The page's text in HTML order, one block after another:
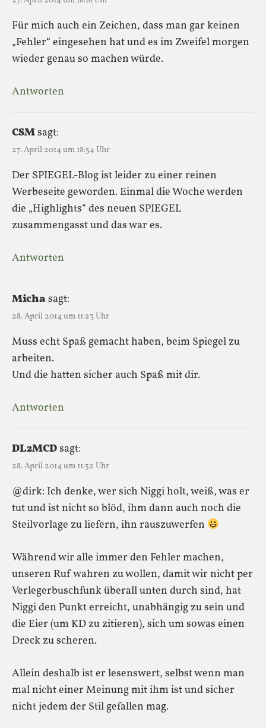
Für mich auch ein Zeichen, dass man gar keinen
„Fehler“ eingesehen hat und es im Zweifel morgen
wieder genau so machen würde.
Antworten
CSMsagt:
27. April 2014 um 18:54 Uhr
Der SPIEGEL-Blog ist leider zu einer reinen
Werbeseite geworden. Einmal die Woche werden
die „Highlights“ des neuen SPIEGEL
zusammengasst und das war es.
Antworten
Michasagt:
28. April 2014 um 11:23 Uhr
Muss echt Spaß gemacht haben, beim Spiegel zu
arbeiten.
Und die hatten sicher auch Spaß mit dir.
Antworten
DL2MCDsagt:
28. April 2014 um 11:52 Uhr
@dirk: Ich denke, wer sich Niggi holt, weiß, was er
tut und ist nicht so blöd, ihm dann auch noch die
Steilvorlage zu liefern, ihn rauszuwerfen
Während wir alle immer den Fehler machen,
unseren Ruf wahren zu wollen, damit wir nicht per
Verlegerbuschfunk überall unten durch sind, hat
Niggi den Punkt erreicht, unabhängig zu sein und
die Eier (um KD zu zitieren), sich um sowas einen
Dreck zu scheren.
Allein deshalb ist er lesenswert, selbst wenn man
mal nicht einer Meinung mit ihm ist und sicher
nicht jedem der Stil gefallen mag.